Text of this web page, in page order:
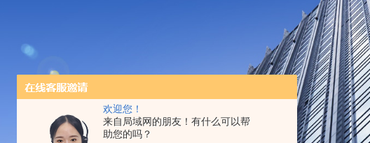
欢迎您！
来自局域网的朋友！有什么可以帮
助您的吗？